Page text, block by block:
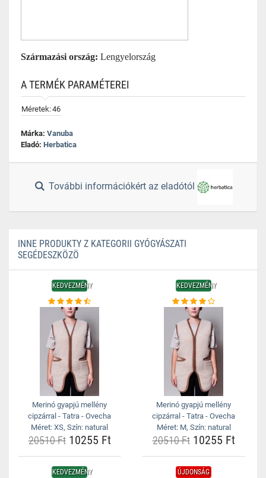
Származási ország: Lengyelország
A TERMÉK PARAMÉTEREI
Méretek:46
Márka: Vanuba
Eladó: Herbatica
További információkért az eladótól
INNE PRODUKTY Z KATEGORII GYÓGYÁSZATI
SEGÉDESZKÖZÖ
KEDVEZMÉNY
Merinó gyapjú mellény
cipzárral - Tatra - Ovecha
Méret: XS, Szín: natural
20510 Ft10255 Ft
KEDVEZMÉNY
Merinó gyapjú mellény
cipzárral - Tatra - Ovecha
Méret: M, Szín: natural
20510 Ft10255 Ft
KEDVEZMÉNY ÚJDONSÁG